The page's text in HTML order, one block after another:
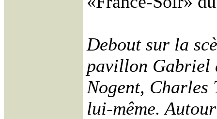
Debout sur la
pavillon Gabriel
Nogent, Charles
lui-même.